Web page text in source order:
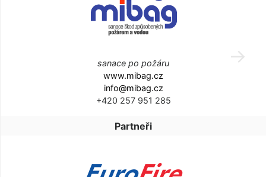
sanace po požáru
www.mibag.cz
info@mibag.cz
+420 257 951 285
Partneři